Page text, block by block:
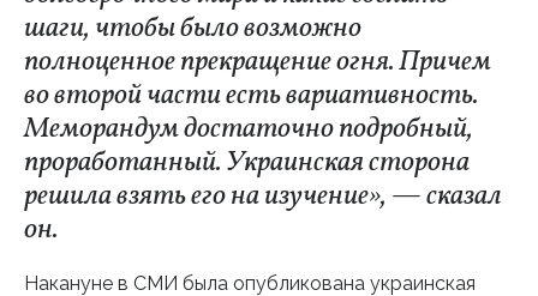
шаги, чтобы было возможно
полноценное прекращение огня. Причем
во второй части есть вариативность.
Меморандум достаточно подробный,
проработанный. Украинская сторона
решила взять его на изучение», — сказал
он.
Накануне в СМИ была опубликована украинская